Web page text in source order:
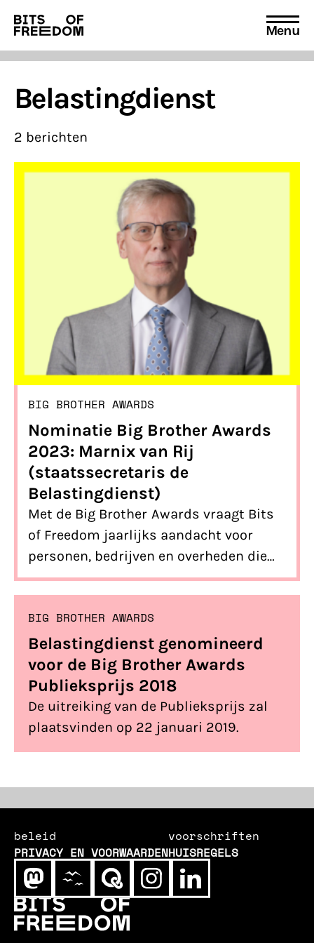
Search
for:
Menu
Belastingdienst
2 berichten
BIG BROTHER AWARDS
Nominatie Big Brother Awards
2023: Marnix van Rij
(staatssecretaris de
Belastingdienst)
Met de Big Brother Awards vraagt Bits
of Freedom jaarlijks aandacht voor
personen, bedrijven en overheden die
grove inbreuken hebben gemaakt op de
privacy en vrijheid van burgers. Dit jaar
is de uitreiking op 15 januari in Vlaams
Cultuurhuis de Brakke Grond.Ben jij
erbij en stem je mee?Naast een
expertprijs die door een vakjury wordt
uitgereikt, bepaalt het publiek wie
volgens hen een Award in ontvangst
Staatssecretaris Fiscaliteit en
Belastingdienst.
BIG BROTHER AWARDS
Belastingdienst genomineerd
voor de Big Brother Awards
Publieksprijs 2018
De uitreiking van de Publieksprijs zal
plaatsvinden op 22 januari 2019.
beleid
PRIVACY EN VOORWAARDEN
voorschriften
HUISREGELS